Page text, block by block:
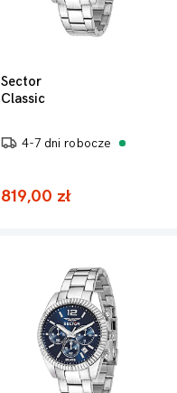
Sector
Classic
4-7 dni robocze
819,00 zł